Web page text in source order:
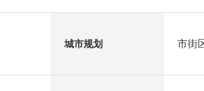
城市规划 市街